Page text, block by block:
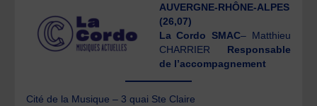
AUVERGNE-RHÔNE-ALPES
(26,07)
La Cordo SMAC– Matthieu
CHARRIER Responsable
de l’accompagnement
Cité de la Musique – 3 quai Ste Claire